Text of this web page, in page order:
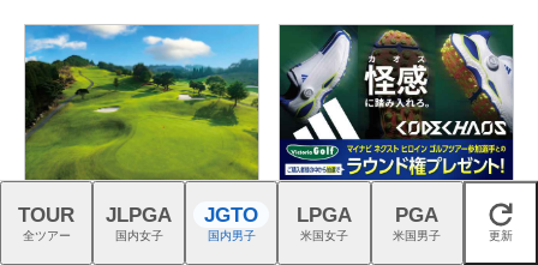
児島ガーデンGC（鹿児島
県）」の無料プレー券が当た
ネクストヒロイン選手とラウ
ンドできるチャンス！詳しく
はこちら！
閉じる
TOUR
全ツアー
JLPGA
国内女子
JGTO
国内男子
LPGA
米国女子
PGA
米国男子 更新